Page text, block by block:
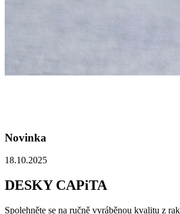
Novinka
18.10.2025
DESKY CAPiTA
Spolehněte se na ručně vyráběnou kvalitu z